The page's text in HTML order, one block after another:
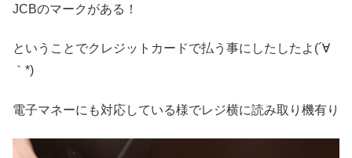
JCBのマークがある！
ということでクレジットカードで払う事にしたしたよ(´∀
｀*)
電子マネーにも対応している様でレジ横に読み取り機有り